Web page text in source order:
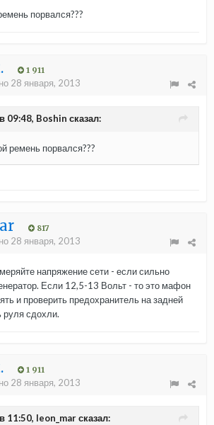
порвался???
1 911
28 января, 2013
09:48, Boshin сказал:
ремень порвался???
817
28 января, 2013
напряжение сети - если сильно
Если 12,5-13 Вольт - то это мафон
и проверить предохранитель на задней
руля сдохли.
1 911
28 января, 2013
11:50, leon_mar сказал: